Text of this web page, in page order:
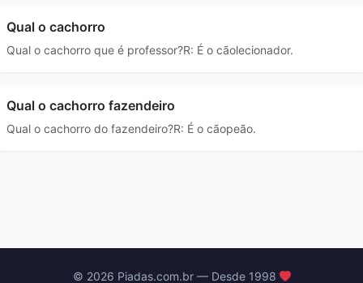
Qual o cachorro
Qual o cachorro que é professor?R: É o cãolecionador.
Qual o cachorro fazendeiro
Qual o cachorro do fazendeiro?R: É o cãopeão.
© 2026 Piadas.com.br — Desde 1998